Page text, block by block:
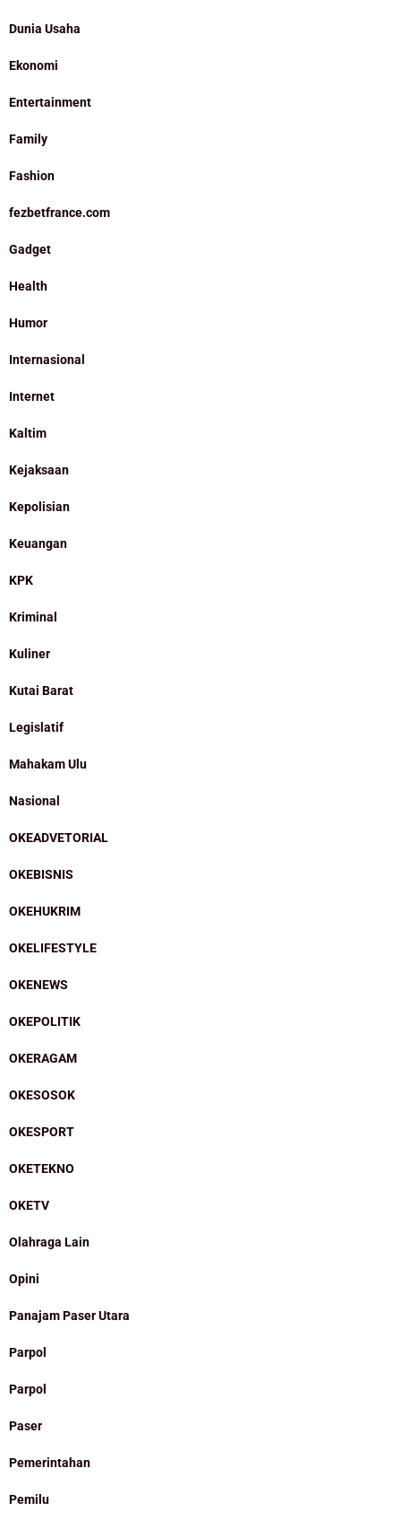
Dunia Usaha
Ekonomi
Entertainment
Family
Fashion
fezbetfrance.com
Gadget
Health
Humor
Internasional
Internet
Kaltim
Kejaksaan
Kepolisian
Keuangan
KPK
Kriminal
Kuliner
Kutai Barat
Legislatif
Mahakam Ulu
Nasional
OKEADVETORIAL
OKEBISNIS
OKEHUKRIM
OKELIFESTYLE
OKENEWS
OKEPOLITIK
OKERAGAM
OKESOSOK
OKESPORT
OKETEKNO
OKETV
Olahraga Lain
Opini
Panajam Paser Utara
Parpol
Parpol
Paser
Pemerintahan
Pemilu